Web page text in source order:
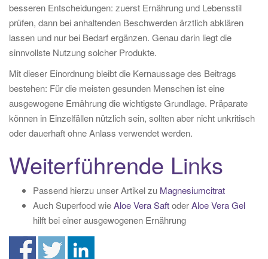
besseren Entscheidungen: zuerst Ernährung und Lebensstil
prüfen, dann bei anhaltenden Beschwerden ärztlich abklären
lassen und nur bei Bedarf ergänzen. Genau darin liegt die
sinnvollste Nutzung solcher Produkte.
Mit dieser Einordnung bleibt die Kernaussage des Beitrags
bestehen: Für die meisten gesunden Menschen ist eine
ausgewogene Ernährung die wichtigste Grundlage. Präparate
können in Einzelfällen nützlich sein, sollten aber nicht unkritisch
oder dauerhaft ohne Anlass verwendet werden.
Weiterführende Links
Passend hierzu unser Artikel zu Magnesiumcitrat
Auch Superfood wieAloe Vera SaftoderAloe Vera Gel
hilft bei einer ausgewogenen Ernährung